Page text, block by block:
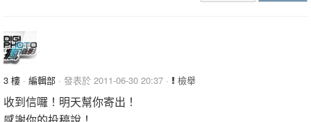
3 樓 · 編輯部 · 發表於 2011-06-30 20:37 · 檢舉
收到信囉！明天幫你寄出！